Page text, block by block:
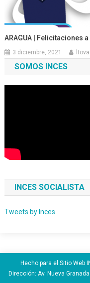
ARAGUA | Felicitaciones
3 diciembre, 2021
SOMOS INCES
INCES SOCIALISTA
Tweets by Inces
Hecho para el Sitio Web
Dirección: Av. Nueva